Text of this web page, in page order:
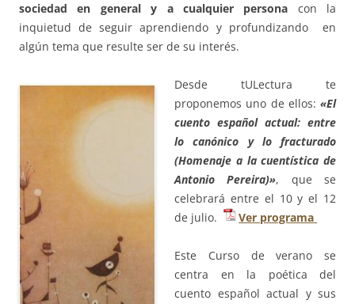
sociedad en general y a cualquier persona con la
inquietud de seguir aprendiendo y profundizando en
algún tema que resulte ser de su interés.
Desde tULectura te
proponemos uno de ellos: «El
cuento español actual: entre
lo canónico y lo fracturado
(Homenaje a la cuentística de
AntonioPereira)», que se
celebrará entre el 10 y el 12
de julio.
Ver programa
Este Curso de verano se
centra en la poética del
cuento español actual y sus